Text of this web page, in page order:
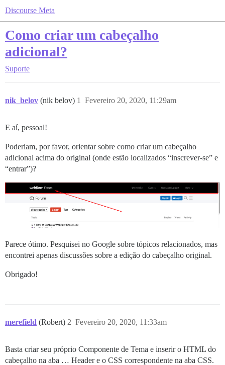
Discourse Meta
Como criar um cabeçalho
adicional?
Suporte
nik_belov (nik belov) Fevereiro 20, 2020, 11:29am
1
E aí, pessoal!
Poderiam, por favor, orientar sobre como criar um cabeçalho
adicional acima do original (onde estão localizados “inscrever-se” e
“entrar”)?
Parece ótimo. Pesquisei no Google sobre tópicos relacionados, mas
encontrei apenas discussões sobre a edição do cabeçalho original.
Obrigado!
merefield (Robert) Fevereiro 20, 2020, 11:33am
2
Basta criar seu próprio Componente de Tema e inserir o HTML do
cabeçalho na aba … Header e o CSS correspondente na aba CSS.